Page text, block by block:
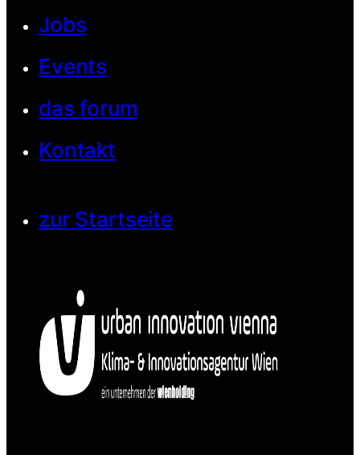
Jobs
Events
das forum
Kontakt
zur Startseite